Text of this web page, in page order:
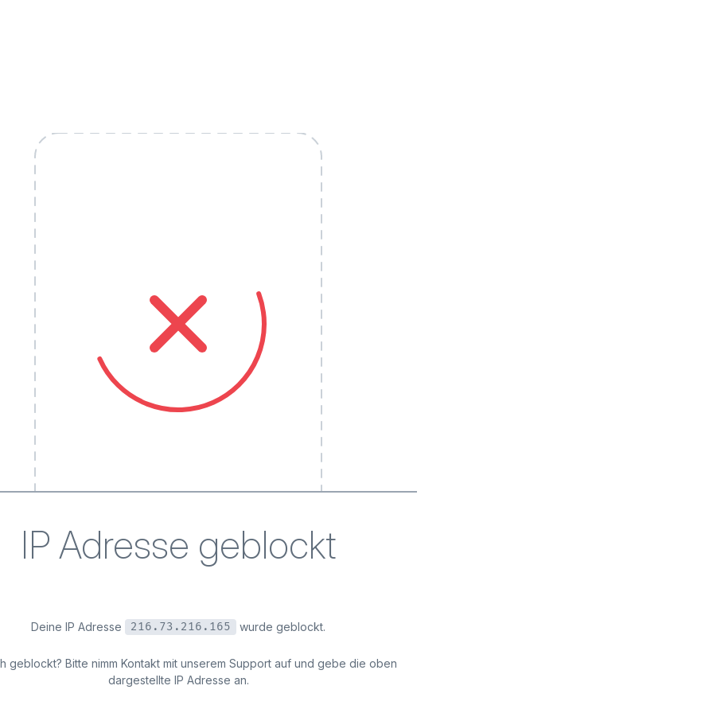
IP Adresse geblockt
Deine IP Adresse 216.73.216.165 wurde geblockt.
geblockt? Bitte nimm Kontakt mit unserem Support auf und gebe die oben
dargestellte IP Adresse an.